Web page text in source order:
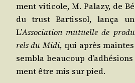
ment viti­cole, M. Pala­zy, de
du trust Bar­tis­sol, lan­ça
L’Asso­cia­tion mutuelle de
rels du Midi, qui après
sem­bla beau­coup
ment être mis sur pied.